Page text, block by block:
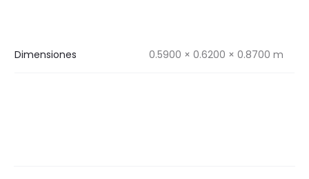
Dimensiones 0.5900 × 0.6200 × 0.8700 m